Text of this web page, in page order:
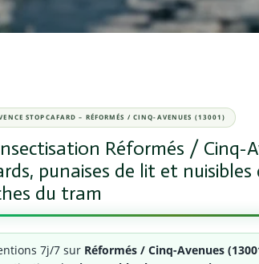
STOPCAFARD – RÉFORMÉS / CINQ-AVENUES (13001)
Réformés / Cinq-
punaises de lit et
du tram
7j/7 sur Réformés / Cinq-Avenues